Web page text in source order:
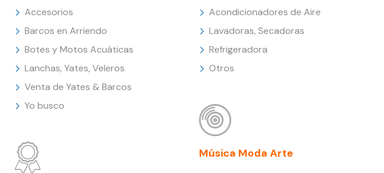
Accesorios
Barcos en Arriendo
Botes y Motos Acuáticas
Lanchas, Yates, Veleros
Venta de Yates & Barcos
Yo busco
Acondicionadores de Aire
Lavadoras, Secadoras
Refrigeradora
Otros
Música Moda Arte